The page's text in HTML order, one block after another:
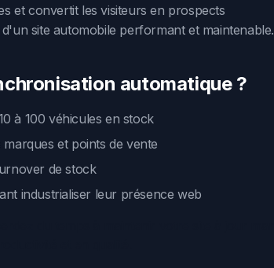
et convertit les visiteurs en prospects
site automobile performant et maintenable.
automatique ?
à 100 véhicules en stock
et points de vente
de stock
industrialiser leur présence web